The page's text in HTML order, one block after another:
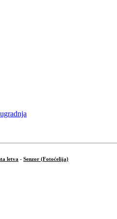
letva - Senzor (Fotoćelija)